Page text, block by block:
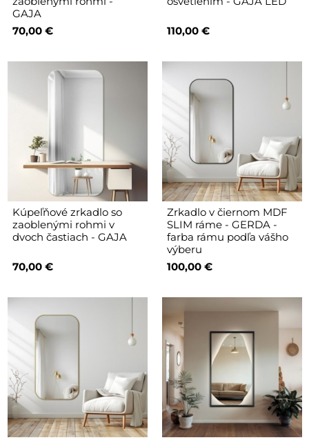
GAJA
70,00 €
110,00 €
Kúpeľňové zrkadlo so
zaoblenými rohmi v
dvoch častiach - GAJA
70,00 €
Zrkadlo v čiernom MDF
SLIM ráme - GERDA -
farba rámu podľa vášho
výberu
100,00 €